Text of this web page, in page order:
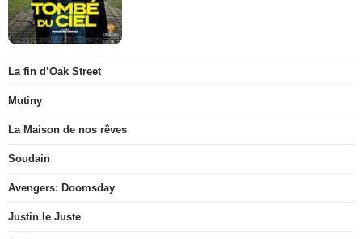
La fin d’Oak Street
Mutiny
La Maison de nos rêves
Soudain
Avengers: Doomsday
Justin le Juste